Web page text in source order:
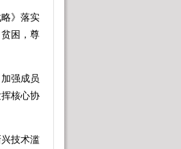
》落实
困，尊
强成员
核心协
技术滥